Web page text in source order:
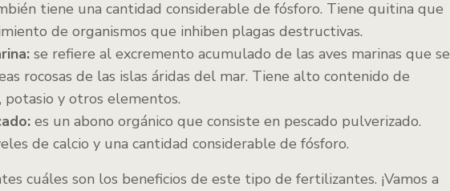
tiene una cantidad considerable de fósforo. Tiene quitina que
de organismos que inhiben plagas destructivas.
se refiere al excremento acumulado de las aves marinas que se
rocosas de las islas áridas del mar. Tiene alto contenido de
potasio y otros elementos.
es un abono orgánico que consiste en pescado pulverizado.
de calcio y una cantidad considerable de fósforo.
cuáles son los beneficios de este tipo de fertilizantes. ¡Vamos a